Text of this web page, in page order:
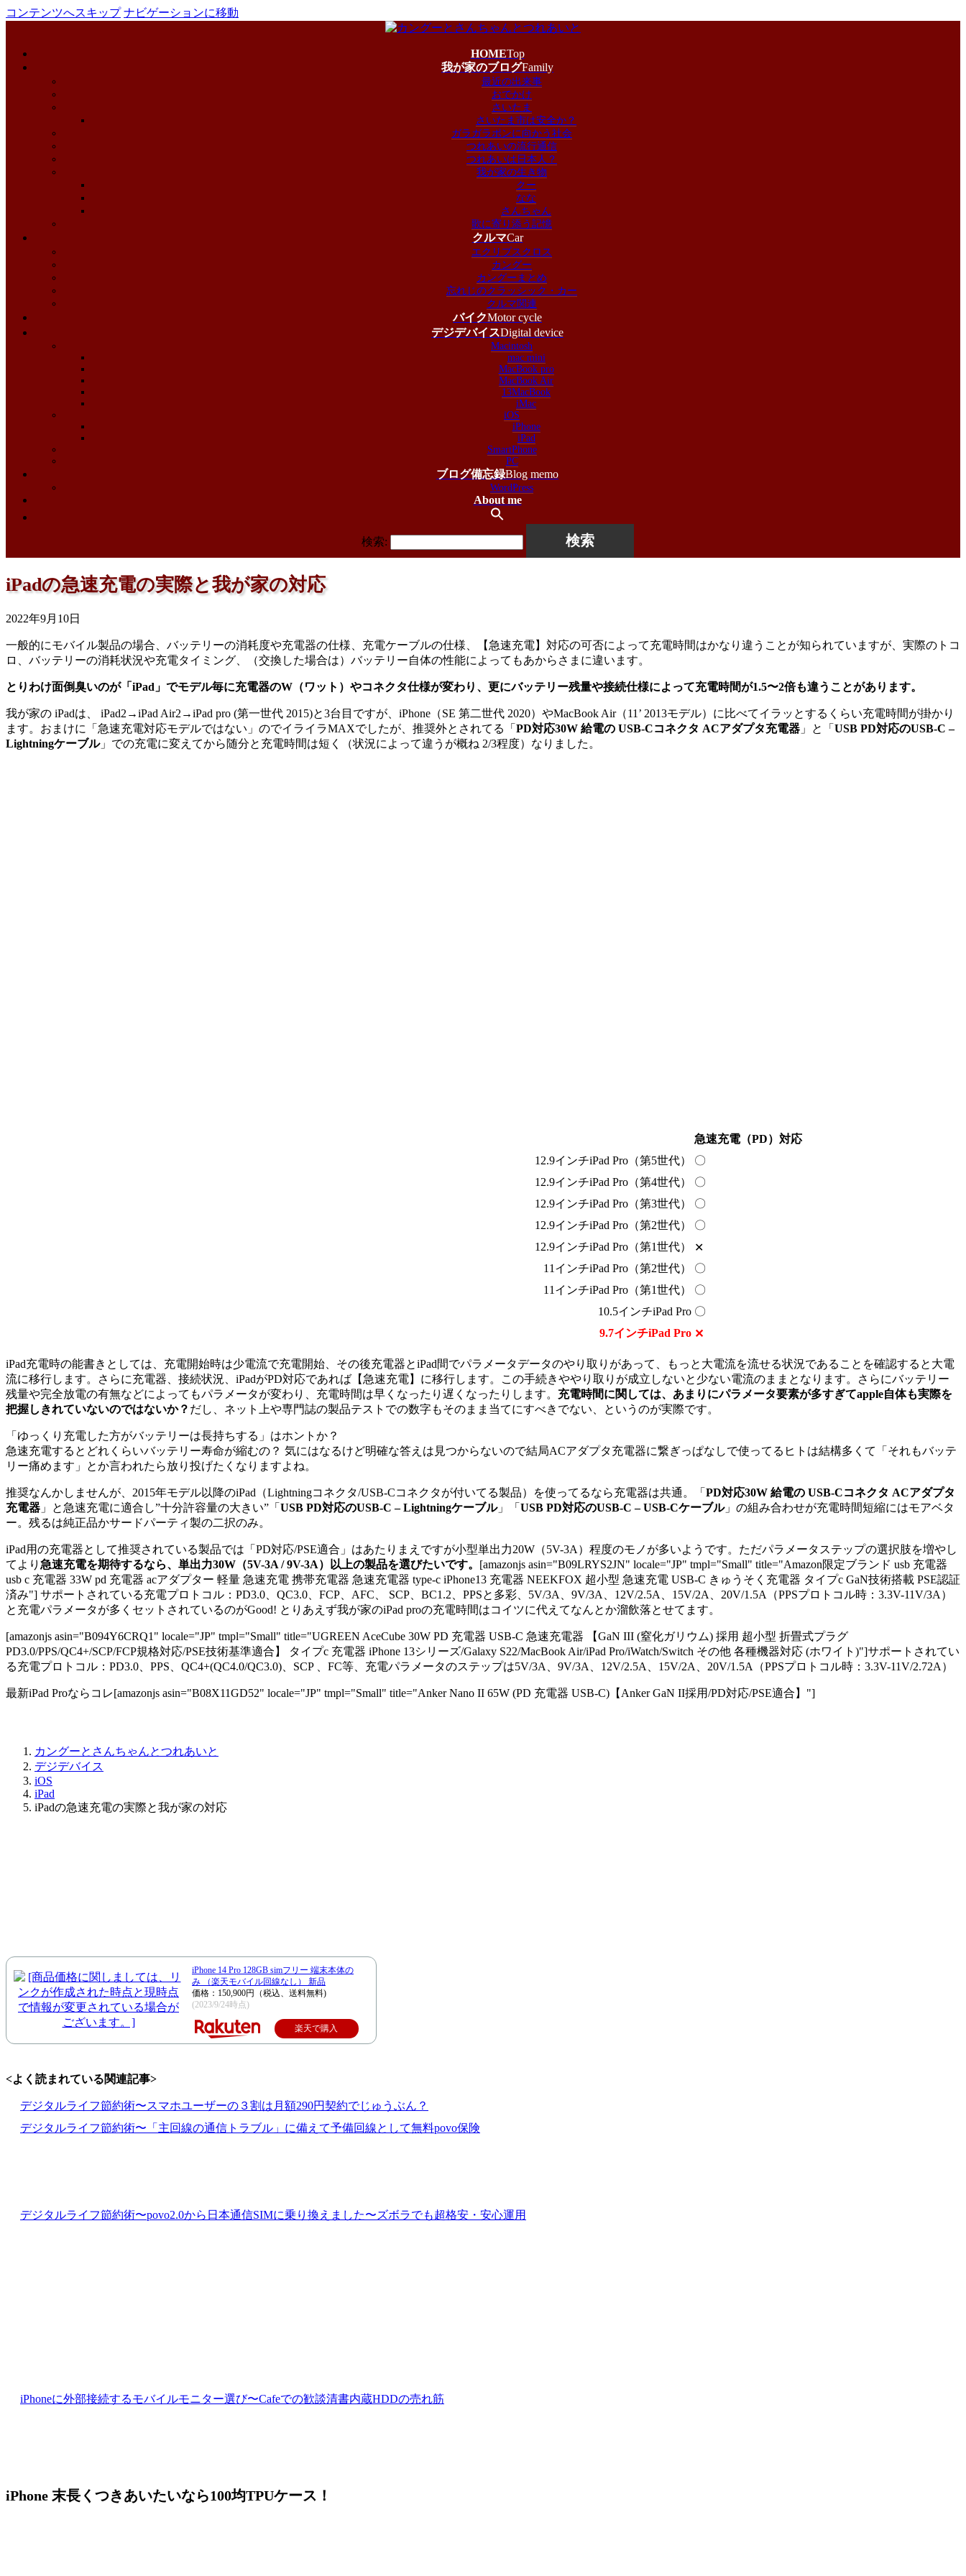
コンテンツへスキップ ナビゲーションに移動
HOMETop
我が家のブログFamily
最近の出来事
おでかけ
さいたま
さいたま市は安全か？
ガラガラポンに向かう社会
つれあいの流行通信
つれあいは日本人？
我が家の生き物
クー
なな
さんちゃん
歌に寄り添う記憶
クルマCar
エクリプスクロス
カングー
カングーまとめ
忘れじのクラッシック・カー
クルマ関連
バイクMotor cycle
デジデバイスDigital device
Macintosh
mac mini
MacBook pro
MacBook Air
13MacBook
iMac
iOS
iPhone
iPad
SmartPhone
PC
ブログ備忘録Blog memo
WordPress
About me
検索:
iPadの急速充電の実際と我が家の対応
2022年9月10日
一般的にモバイル製品の場合、バッテリーの消耗度や充電器の仕様、充電ケーブルの仕様、【急速充電】対応の可否によって充電時間はかなり違うことが知られていますが、実際のトコ
ロ、バッテリーの消耗状況や充電タイミング、（交換した場合は）バッテリー自体の性能によってもあからさまに違います。
とりわけ面倒臭いのが「iPad」でモデル毎に充電器のW（ワット）やコネクタ仕様が変わり、更にバッテリー残量や接続仕様によって充電時間が1.5〜2倍も違うことがあります。
我が家の iPadは、 iPad2→iPad Air2→iPad pro (第一世代 2015)と3台目ですが、iPhone（SE 第二世代 2020）やMacBook Air（11’ 2013モデル）に比べてイラッとするくらい充電時間が掛かり
ます。おまけに「急速充電対応モデルではない」のでイライラMAXでしたが、推奨外とされてる「 PD対応30W 給電の USB-Cコネクタ ACアダプタ充電器 」と「 USB PD対応のUSB-C –
Lightningケーブル」での充電に変えてから随分と充電時間は短く（状況によって違うが概ね 2/3程度）なりました。
急速充電（PD）対応
12.9インチiPad Pro（第5世代）
〇
12.9インチiPad Pro（第4世代）
〇
12.9インチiPad Pro（第3世代）
〇
12.9インチiPad Pro（第2世代）
〇
12.9インチiPad Pro（第1世代）
✕
11インチiPad Pro（第2世代）
〇
11インチiPad Pro（第1世代）
〇
10.5インチiPad Pro 〇
9.7インチiPad Pro ✕
iPad充電時の能書きとしては、充電開始時は少電流で充電開始、その後充電器とiPad間でパラメータデータのやり取りがあって、もっと大電流を流せる状況であることを確認すると大電
流に移行します。さらに充電器、接続状況、iPadがPD対応であれば【急速充電】に移行します。この手続きややり取りが成立しないと少ない電流のままとなります。さらにバッテリー
残量や完全放電の有無などによってもパラメータが変わり、充電時間は早くなったり遅くなったりします。 充電時間に関しては、あまりにパラメータ要素が多すぎてapple自体も実際を
把握しきれていないのではないか？ だし、ネット上や専門誌の製品テストでの数字もそのまま当てにすべきでない、というのが実際です。
「ゆっくり充電した方がバッテリーは長持ちする」はホントか？
急速充電するとどれくらいバッテリー寿命が縮むの？ 気にはなるけど明確な答えは見つからないので結局ACアダプタ充電器に繋ぎっぱなしで使ってるヒトは結構多くて「それもバッテ
リー痛めます」とか言われたら放り投げたくなりますよね。
推奨なんかしませんが、2015年モデル以降のiPad（Lightningコネクタ/USB-Cコネクタが付いてる製品）を使ってるなら充電器は共通。「 PD対応30W 給電の USB-Cコネクタ ACアダプタ
充電器 」と急速充電に適合し”十分許容量の大きい”「 USB PD対応のUSB-C – Lightningケーブル」「 USB PD対応のUSB-C – USB-Cケーブル」の組み合わせが充電時間短縮にはモアベタ
ー。残るは純正品かサードパーティ製の二択のみ。
iPad用の充電器として推奨されている製品では「PD対応/PSE適合」はあたりまえですが小型単出力20W（5V-3A）程度のモノが多いようです。ただパラメータステップの選択肢を増やし
てより 急速充電を期待するなら、単出力30W（5V-3A / 9V-3A）以上の製品を選びたいです。
[amazonjs asin="B09LRYS2JN" locale="JP" tmpl="Small" title="Amazon限定ブランド usb 充電器
usb c 充電器 33W pd 充電器 acアダプター 軽量 急速充電 携帯充電器 急速充電器 type-c iPhone13 充電器 NEEKFOX 超小型 急速充電 USB-C きゅうそく充電器 タイプc GaN技術搭載 PSE認証
済み"] サポートされている充電プロトコル：PD3.0、QC3.0、FCP、AFC、 SCP、BC1.2、PPSと多彩、5V/3A、9V/3A、12V/2.5A、15V/2A、20V/1.5A（PPSプロトコル時：3.3V-11V/3A）
と充電パラメータが多くセットされているのがGood! とりあえず我が家のiPad proの充電時間はコイツに代えてなんとか溜飲落とせてます。
[amazonjs asin="B094Y6CRQ1" locale="JP" tmpl="Small" title="UGREEN AceCube 30W PD 充電器 USB-C 急速充電器 【GaN III (窒化ガリウム) 採用 超小型 折畳式プラグ
PD3.0/PPS/QC4+/SCP/FCP規格対応/PSE技術基準適合】 タイプc 充電器 iPhone 13シリーズ/Galaxy S22/MacBook Air/iPad Pro/iWatch/Switch その他 各種機器対応 (ホワイト)"]サポートされてい
る充電プロトコル：PD3.0、PPS、QC4+(QC4.0/QC3.0)、SCP 、FC等、充電パラメータのステップは5V/3A、9V/3A、12V/2.5A、15V/2A、20V/1.5A（PPSプロトコル時：3.3V-11V/2.72A）
最新iPad Proならコレ[amazonjs asin="B08X11GD52" locale="JP" tmpl="Small" title="Anker Nano II 65W (PD 充電器 USB-C)【Anker GaN II採用/PD対応/PSE適合】"]
カングーとさんちゃんとつれあいと
デジデバイス
iOS
iPad
iPadの急速充電の実際と我が家の対応
iPhone 14 Pro 128GB simフリー 端末本体の
み （楽天モバイル回線なし） 新品
価格：150,900円（税込、送料無料)
(2023/9/24時点)
楽天で購入
<よく読まれている関連記事>
デジタルライフ節約術〜スマホユーザーの３割は月額290円契約でじゅうぶん？
デジタルライフ節約術〜「主回線の通信トラブル」に備えて予備回線として無料povo保険
デジタルライフ節約術〜povo2.0から日本通信SIMに乗り換えました〜ズボラでも超格安・安心運用
iPhoneに外部接続するモバイルモニター選び〜Cafeでの歓談清書内蔵HDDの売れ筋
iPhone 末長くつきあいたいなら100均TPUケース！